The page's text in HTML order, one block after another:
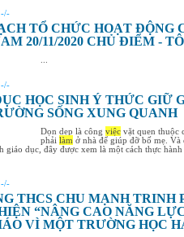
-/-
TỔ CHỨC HOẠT ĐỘNG
20/11/2020 CHỦ ĐIỂM -
-/-
HỌC SINH Ý THỨC GIỮ
SỐNG XUNG QUANH
Dọn dẹp là công việc vặt quen thuộc
phải làm ở nhà để giúp đỡ bố mẹ.
giáo dục, đây được xem là một cách thực
-/-
THCS CHU MẠNH TRINH
“NÂNG CAO NĂNG
VÌ MỘT TRƯỜNG HỌC